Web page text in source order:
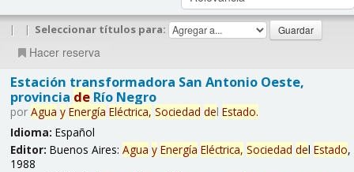
| | Seleccionar títulos para:
Hacer reserva
Estación transformadora San Antonio Oeste,
provincia deRío Negro
por Agua y Energía Eléctrica, Sociedad del Estado.
Idioma: Español
Editor: Buenos Aires: Agua y Energía Eléctrica, Sociedad del Estado,
1988